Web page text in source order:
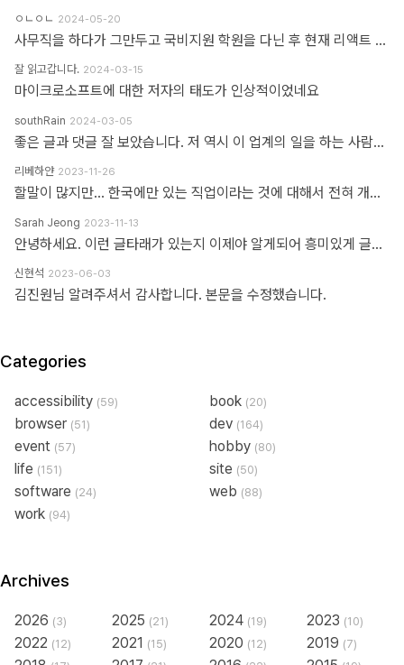
ㅇㄴㅇㄴ 2024-05-20
사무직을 하다가 그만두고 국비지원 학원을 다닌 후 현재 리액트 개발자로 일하고 있습니다 다행인지 불행인지(?) 컴퓨터 학원을 간게 아니라 디자인 학원을 가게 되었고 그곳에서는 퍼블리셔와 프론트엔드 개발자의 용어를 혼동해서 사용하였습니다 즉 저는 한동한 "HTML 마크업 + 스타일링 + 약간의 이벤트" 오로지 "사용자가 보고 있는 부분"만 다루는 작업이 "프론트엔드 개발"로 알고 있었습니다 ============> 우리가 흔히 퍼블리셔라고 불리는 영역입니다 하지만 학습할수록 사용자 영역과 소위 백엔드라고 불리는 영역과의 호환이 필요하다는 것을 알게 되었고 그때부터 지금까지 배웠던것과 전혀 다른 역할과 기능들을 학습하게 되었습니다 즉 자바스크립트도 event와 document 부분이 아닌 배열과 객체를 편집하는 것을 배워야 하고 API를 호출해 어떻게 사용자 영역으로 가져와야 하는가 등등 기존 퍼블리셔 역할군과 전혀 다른 것들을 다루게 되었습니다 ============> 이것이 프론트엔드 영역입니다 제가 두 가지 길을 모두 걸어본 바 프론트엔드 개발은 퍼블리셔의 완벽한 상위 호환이고 추구하는 목적도, 기술도 완전히 다릅니다 처음부터 다른 길을 가야하고 생각의 구조도 다르게 가야합니다 그런 의미에서 처음에 퍼블리셔라는 말이 처음에는 편가르기 하는것처럼 싫었지만 지금은 명확하게 길을 제시한다는 관점에서 좋다는 생각을 해봅니다
잘 읽고갑니다. 2024-03-15
마이크로소프트에 대한 저자의 태도가 인상적이었네요
southRain 2024-03-05
좋은 글과 댓글 잘 보았습니다. 저 역시 이 업계의 일을 하는 사람으로써 '웹퍼블리셔' 라는 단어를 만드신 분을 이제 알았네요. 해당 용어를 만들어주셔서 감사합니다. 그 덕에 제 업무에 대한 명확한 기준을 세울 수 있었습니다. 전 이제껏 '웹퍼블리셔' 라는 직무에 부끄러운 적 없었습니다. '웹 퍼블리셔' 라는 직무를 부끄러워 하는 건, 본인이 해당 업무를 제대로 이해하지 못하고 잘 수행하지 못하기 때문이라고 생각해요. 해외와 국내의 개발업무 포지션에 대한 단어가 다를 뿐인데, 유독 국내 개발자들 중에는 굳이 급을 나누는 분들이 많더라구요. 근데 그렇게 급을 나누는 만큼 기본이 되어있는지 의심스러울 때도 많았습니다. 퍼블리셔와 상의없이 css framework 로 화면 대충 만들다가... 디자이너 요청 대로 화면 수정 못하고 대뜸 찾아와서는 수정해달라고 하는 적도 많았고... 만들어 준 화면도 자기 맘대로 이것저것 손대다가 오히려 화면 다 틀어지는 경우도 많이 봤습니다. 이런 걸 보면 오히려 '프론트엔드 개발자' 라고 본인을 지칭하는 분들이 해외와 전혀 다른 개념으로 이해하고 있는 게 아닌가 라는 생각도 들었습니다. 이제는 면역이 되서... 그런 분들 만나면 '그러려니...' 하고 말지만요. ㅎㅎ 각자가 맡은 업무가 있는 거고, 각자의 업무를 서로 존중하는 환경이 필요하다고 생각합니다. 그리고 각자의 자리에서 본인 업무를 충실하면 되지 않을까 싶습니다.
리베하얀 2023-11-26
할말이 많지만... 한국에만 있는 직업이라는 것에 대해서 전혀 개의치도 않고 부끄러워할 이유도 없다고 봅니다. 이 직업군에 대해서 이해라며녀 00년대에 무슨일이 일어났었는지.. 알필요가 있고 국내만의 특수한 환경때문에 만들어진 직업군이고... 근래에 들어 국제화가 되면서 문제시 몇몇분이 문제삼는것 같은데... 본인의 업무 바운더리는 본인이 만드는거지.. 그 단어안에 갇혀서 본인의 수준이나 인식을 만든다고 보지 않습니다. 코더니 UI개발자니, 퍼블리셔니, FE니.. 웹마스터니 풀스택이니 ㅎㅎ 많은 직업군으로 불리우고 있지만 솔직히 본인의 역량에 따라 불리운다고 생각합니다. 당시에 신현석님이 던진 하나의 단어에 여전히 밥먹고 살고 있고, 때때론 자부심도 느낍니다.
Sarah Jeong 2023-11-13
안녕하세요. 이런 글타래가 있는지 이제야 알게되어 흥미있게 글타래를 읽어보았네요. 제가 방금 글타래라고 쓴것처럼, 댓글이라는 단어에도 여러 다른 이름이 존재한다는 것을 우리는 암묵적으로 알고 있을 거라 생각하는데요 EX 1.) 글타래(민 우리말. 인터넷 게시판에서 어떤 게시글과 그에 대한 답신으로 쓰여진 게시글들의 모임. [NAVER 국어사전 글 인용]) = 댓글(게시물 밑에 남길 수 있는 글을 표현한 단어) = 코멘트(영어 코멘트를 한국어로 표현한 단어) = 리플(영어 reple을 한국어로 표현한 단어) = 스레드(thread) EX 2.) Height(사물의 높이, 사람의 키&신장, 키가 높음, 지상으로부터의 고도) 해당 단어는 발음에서 논란이 된적이 있습니다. (설마.. 고인물만 아는 거일지도...T^T..) 미국, 영국 등 주요국가에서는 해당 단어의 발음을 한국어 발음 표현으로 '하이트' or '하잍' 라고 읽으나, 스페인어로 해당 단어는 '헤이트' or '헤잍' 라고 읽습니다. 전 세계적으로 스페인어를 쓰는 인구는 2019년 3월 기준으로 4억 6천만명이며, 영어를 사용하는 인구는 3억 7천만명이라고 구글검색에 나옵니다. EX 3.) 2023년 현재 우리나라에서는 각 세대 별로 쓰는 한 가지 표현에 대한 단어들도 다릅니다. 50대 이상이신 분들은 한자어를 주로 사용하신 세대들이고, 10대 ~ 20대분들은 줄임말 또는 은어를 만들어 주로 사용하고 있습니다. 위의 예시와 같이 한 가지를 가리키는 명사에 여러가지 표현이 존재하고, 모든 사람들이 표준어 하나만 사용하고 있지 않으며, 전라도, 충정도, 경상도 방언이 존재한다는 사실도 암묵적으로 우리는 알고 있다 생각합니다 물론, 표준어처럼 한 가지 표현만 존재하면 다시 한번 확인하는 절차없이 의사소통이 원활할테지만, 우리는 일상속에서도 방언이나 댓글, 줄임말 등의 다른 표현들을 받아들이고 있는 존재들입니다. 만드신 분의 말씀대로 그저 지나온 과거에서는 그 표현이 필요하여 쓰여졌었다고 이해하고 넘어가시면 어떨까하여 주절대며 나불거려보았네요.. PS. 쓰잘데기 없는 제 생각을 읽어주셔서 고맙습니다.. AI도 발전해나가고 있는 마당에 같은 인종끼리 싸우지 맙시다~~~ㅋㅋㅋ
신현석 2023-06-03
김진원님 알려주셔서 감사합니다. 본문을 수정했습니다.
Categories
accessibility (59) book (20)
browser (51) dev (164)
event (57) hobby (80)
life (151) site (50)
software (24) web (88)
work (94)
Archives
2026 (3) 2025 (21) 2024 (19) 2023 (10)
2022 (12) 2021 (15) 2020 (12) 2019 (7)